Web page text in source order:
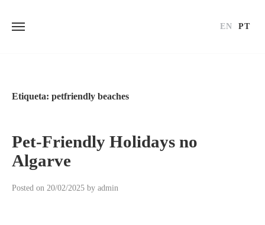
EN PT
Etiqueta: petfriendly beaches
Pet-Friendly Holidays no
Algarve
Posted on 20/02/2025 by admin